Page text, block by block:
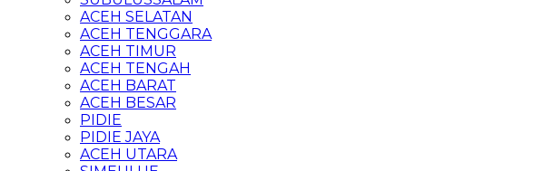
ACEH SELATAN
ACEH TENGGARA
ACEH TIMUR
ACEH TENGAH
ACEH BARAT
ACEH BESAR
PIDIE
PIDIE JAYA
ACEH UTARA